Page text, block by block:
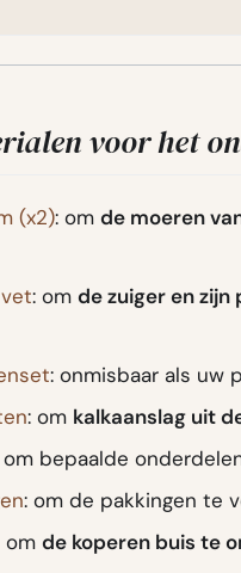
voor het
(x2): om de moeren
: om de zuiger en
: onmisbaar als uw
: om kalkaanslag uit
om bepaalde
: om de pakkingen te
om de koperen buis te